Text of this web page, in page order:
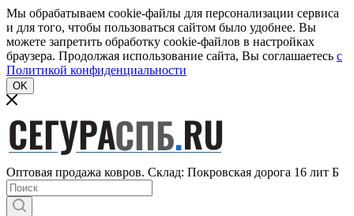
Мы обрабатываем cookie-файлы для персонализации сервиса
и для того, чтобы пользоваться сайтом было удобнее. Вы
можете запретить обработку cookie-файлов в настройках
браузера. Продолжая использование сайта, Вы соглашаетесь c
Политикой конфиденциальности
OK
Оптовая продажа ковров. Склад: Покровская дорога 16 лит Б